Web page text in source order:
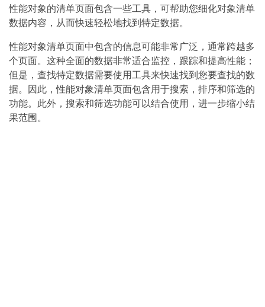
性能对象的清单页面包含一些工具，可帮助您细化对象清单
数据内容，从而快速轻松地找到特定数据。
性能对象清单页面中包含的信息可能非常广泛，通常跨越多
个页面。这种全面的数据非常适合监控，跟踪和提高性能；
但是，查找特定数据需要使用工具来快速找到您要查找的数
据。因此，性能对象清单页面包含用于搜索，排序和筛选的
功能。此外，搜索和筛选功能可以结合使用，进一步缩小结
果范围。